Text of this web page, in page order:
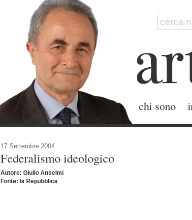
chi sono
17 Settembre 2004
Federalismo ideologico
Autore: Giulio Anselmi
Fonte: la Repubblica